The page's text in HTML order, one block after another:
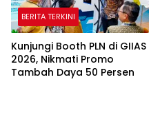
BERITA TERKINI
Kunjungi Booth PLN di GIIAS
2026, Nikmati Promo
Tambah Daya 50 Persen